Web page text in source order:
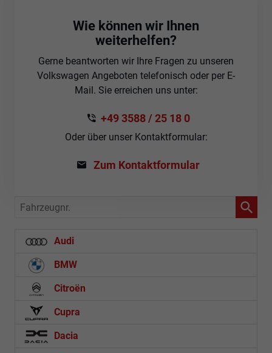
Wie können wir Ihnen
weiterhelfen?
Gerne beantworten wir Ihre Fragen zu unseren
Volkswagen Angeboten telefonisch oder per E-
Mail. Sie erreichen uns unter:
+49 3588 / 25 18 0
Oder über unser Kontaktformular:
Zum Kontaktformular
Fahrzeugnr.
Audi
BMW
Citroën
Cupra
Dacia